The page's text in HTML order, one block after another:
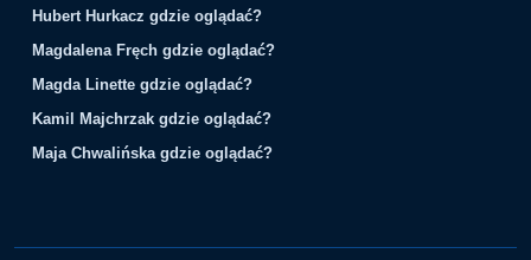
Hubert Hurkacz gdzie oglądać?
Magdalena Fręch gdzie oglądać?
Magda Linette gdzie oglądać?
Kamil Majchrzak gdzie oglądać?
Maja Chwalińska gdzie oglądać?